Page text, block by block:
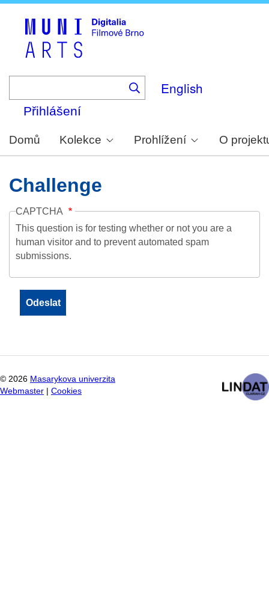
English
Přihlášení
Domů Kolekce Prohlížení O
Challenge
CAPTCHA
This question is for testing whether or not you are a
human visitor and to prevent automated spam
submissions.
© 2026 Masarykova univerzita
Webmaster
Cookies